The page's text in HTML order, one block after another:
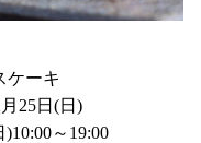
ケーキ
25日(日)
～19:00